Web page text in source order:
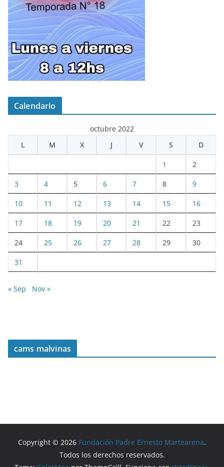
Calendario
octubre 2022
L
M X J V S D
1 2
3 4 5 6 7 8 9
10 11 12 13 14 15 16
17 18 19 20 21 22 23
24 25 26 27 28 29 30
31
« Sep Nov »
cams malvinas
Copyright © 2026 Fundación Padre Ernesto Martearena.
Todos los derechos reservados.